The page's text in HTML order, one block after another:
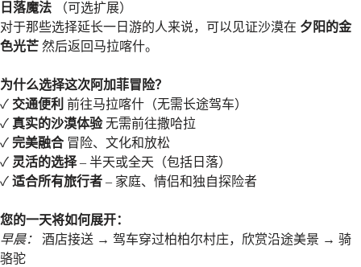
日落魔法 （可选扩展）
对于那些选择延长一日游的人来说，可以见证沙漠在 夕阳的金
色光芒 然后返回马拉喀什。
为什么选择这次阿加菲冒险？
✓ 交通便利 前往马拉喀什（无需长途驾车）
✓ 真实的沙漠体验无需前往撒哈拉
✓ 完美融合 冒险、文化和放松
✓ 灵活的选择– 半天或全天（包括日落）
✓ 适合所有旅行者 – 家庭、情侣和独自探险者
您的一天将如何展开：
早晨：
酒店接送 → 驾车穿过柏柏尔村庄，欣赏沿途美景 → 骑
骆驼